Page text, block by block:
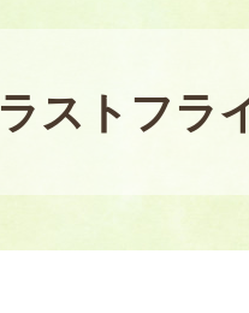
ラストフラ